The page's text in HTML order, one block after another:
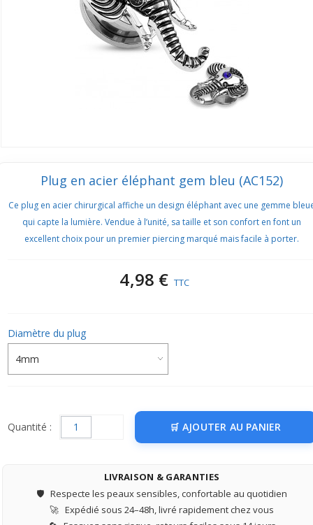
Plug en acier éléphant gem bleu (AC152)
Ce plug en acier chirurgical affiche un design éléphant avec une gemme
qui capte la lumière. Vendue à l’unité, sa taille et son confort en font un
excellent choix pour un premier piercing marqué mais facile à porter.
4,98 € TTC
Diamètre du plug
Quantité : AJOUTER AU PANIER
LIVRAISON & GARANTIES
🛡️ Respecte les peaux sensibles, confortable au quotidien
🚀 Expédié sous 24–48h, livré rapidement chez vous